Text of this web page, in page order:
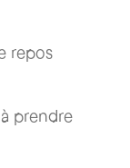
repos
prendre